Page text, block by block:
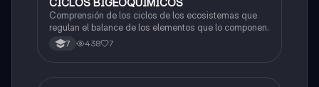
Comprensión de los ciclos de los ecosistemas que
regulan el balance de los elementos que lo componen.
7 438 7